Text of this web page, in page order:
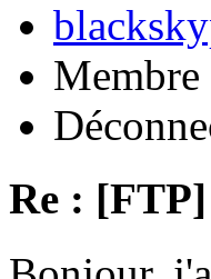
Membre
Re :